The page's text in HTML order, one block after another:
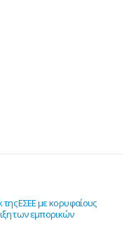
της ΕΣΕΕ με κορυφαίους
των εμπορικών